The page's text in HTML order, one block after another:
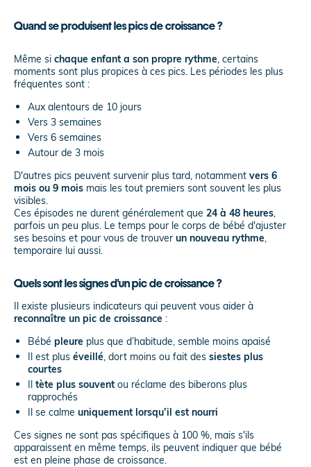
Quand se produisent les pics de croissance ?
Même si chaque enfant a son propre rythme, certains
moments sont plus propices à ces pics. Les périodes les plus
fréquentes sont :
Aux alentours de 10 jours
Vers 3 semaines
Vers 6 semaines
Autour de 3 mois
D'autres pics peuvent survenir plus tard, notamment vers 6
mois ou 9 mois mais les tout premiers sont souvent les plus
visibles.
Ces épisodes ne durent généralement que 24 à 48 heures,
parfois un peu plus. Le temps pour le corps de bébé d'ajuster
ses besoins et pour vous de trouver un nouveau rythme,
temporaire lui aussi.
Quels sont les signes d'un pic de croissance ?
Il existe plusieurs indicateurs qui peuvent vous aider à
reconnaître un pic de croissance :
Bébé pleure plus que d’habitude, semble moins apaisé
Il est plus éveillé, dort moins ou fait des siestes plus
courtes
Il tète plus souvent ou réclame des biberons plus
rapprochés
Il se calme uniquement lorsqu’il est nourri
Ces signes ne sont pas spécifiques à 100 %, mais s'ils
apparaissent en même temps, ils peuvent indiquer que bébé
est en pleine phase de croissance.